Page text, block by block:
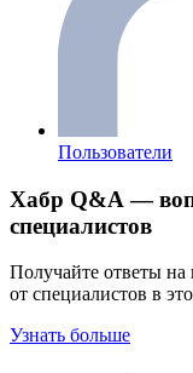
Пользователи
Хабр Q&A —
специалистов
Получайте ответы
от специалистов в
Узнать больше